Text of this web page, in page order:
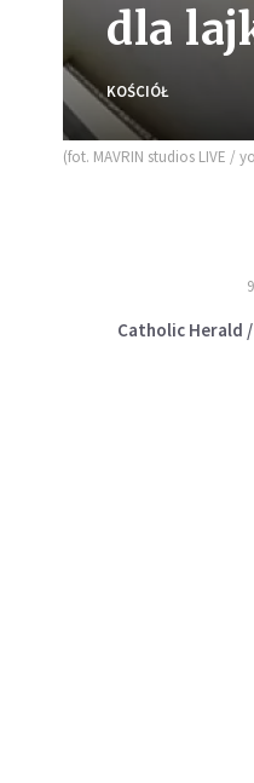
dla
KOŚCIÓŁ
(fot. MAVRIN studios LIVE /
Catholic Herald